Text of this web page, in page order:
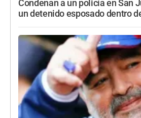
Condenan a un policía en San
un detenido esposado dentro